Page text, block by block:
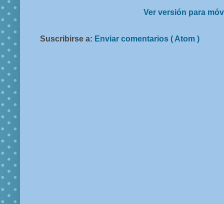
Ver versión para
Suscribirse a: Enviar comentarios ( Atom )